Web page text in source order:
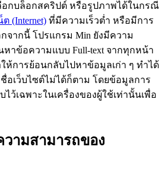
อกบล็อกสคริปต์ หรือรูปภาพได้ในกรณี
(Internet) ที่มีความเร็วต่ำ หรือมีการ
ากนี้ โปรแกรม Min ยังมีความ
าข้อความแบบ Full-text จากทุกหน้า
ให้การย้อนกลับไปหาข้อมูลเก่า ๆ ทำได้
อเว็บไซต์ไม่ได้ก็ตาม โดยข้อมูลการ
ไว้เฉพาะในเครื่องของผู้ใช้เท่านั้นเพื่อ
ามสามารถของ